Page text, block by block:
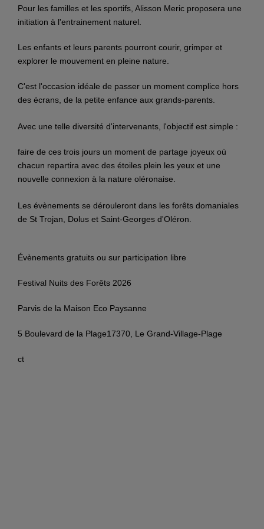
Pour les familles et les sportifs, Alisson Meric proposera une
initiation à l'entrainement naturel.
Les enfants et leurs parents pourront courir, grimper et
explorer le mouvement en pleine nature.
C'est l'occasion idéale de passer un moment complice hors
des écrans, de la petite enfance aux grands-parents.
Avec une telle diversité d'intervenants, l'objectif est simple :
faire de ces trois jours un moment de partage joyeux où
chacun repartira avec des étoiles plein les yeux et une
nouvelle connexion à la nature oléronaise.
Les évènements se dérouleront dans les forêts domaniales
de St Trojan, Dolus et Saint-Georges d'Oléron.
Évènements gratuits ou sur participation libre
Festival Nuits des Forêts 2026
Parvis de la Maison Eco Paysanne
5 Boulevard de la Plage17370, Le Grand-Village-Plage
ct